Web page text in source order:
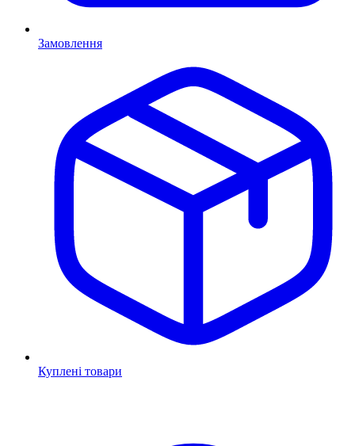
Замовлення
Куплені товари